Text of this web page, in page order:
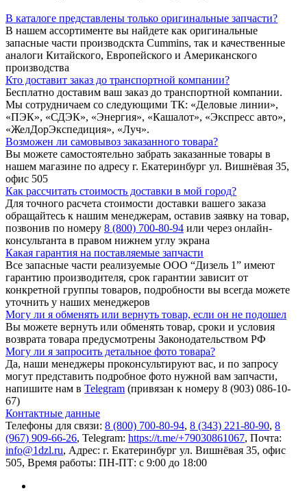
В каталоге представлены только оригинальные запчасти?
В нашем ассортименте вы найдете как оригинальные
запасные части производскта Cummins, так и качественные
аналоги Китайского, Европейского и Американского
производства
Кто доставит заказ до транспортной компании?
Бесплатно доставим ваш заказ до транспортной компании.
Мы сотрудничаем со следующими ТК: «Деловые линии»,
«ПЭК», «СДЭК», «Энергия», «Кашалот», «Экспресс авто»,
«ЖелДорЭкспедиция», «Луч».
Возможен ли самовывоз заказанного товара?
Вы можете самостоятельно забрать заказанные товары в
нашем магазине по адресу г. Екатеринбург ул. Вишнёвая 35,
офис 505
Как рассчитать стоимость доставки в мой город?
Для точного расчета стоимости доставки вашего заказа
обращайтесь к нашим менеджерам, оставив заявку на товар,
позвонив по номеру 8 (800) 700-80-94 или через онлайн-
консультанта в правом нижнем углу экрана
Какая гарантия на поставляемые запчасти
Все запасные части реализуемые ООО “Дизель 1” имеют
гарантию производителя, срок гарантии зависит от
конкретной группы товаров, подробности вы всегда можете
уточнить у наших менеджеров
Могу ли я обменять или вернуть товар, если он не подошел
Вы можете вернуть или обменять товар, сроки и условия
возврата товара предусмотрены Законодательством РФ
Могу ли я запросить детальное фото товара?
Да, наши менеджеры проконсультируют вас, и по запросу
могут представить подробное фото нужной вам запчасти,
напишите нам в Telegram (привязан к номеру 8 (903) 086-10-
67)
Контактные данные
Телефоны для связи: 8 (800) 700-80-94, 8 (343) 221-80-90, 8
(967) 909-66-26, Telegram: https://t.me/+79030861067, Почта:
info@1dzl.ru, Адрес: г. Екатеринбург ул. Вишнёвая 35, офис
505, Время работы: ПН-ПТ: с 9:00 до 18:00